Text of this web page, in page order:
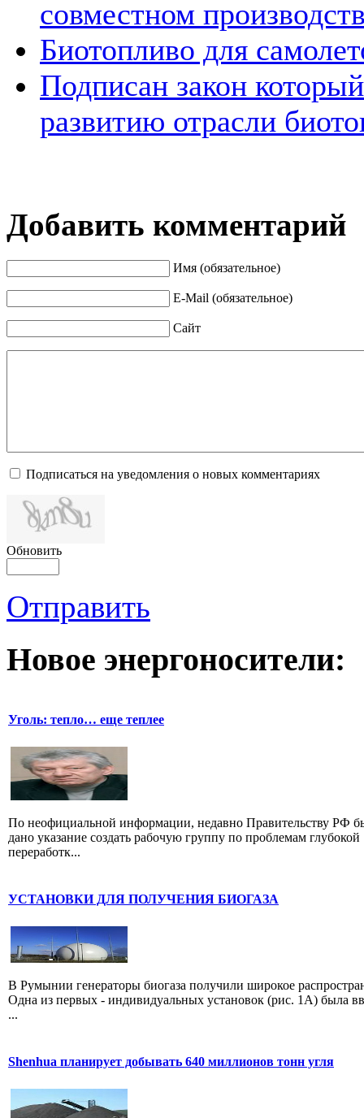
совместном
Биотопливо для
Подписан закон
развитию отрасли
Добавить комментарий
Имя (обязательное)
E-Mail (обязательное)
Сайт
Подписаться на уведомления о новых комментариях
Обновить
Отправить
Новое энергоносители:
Уголь: тепло… еще теплее
По неофициальной информации, недавно Правительству РФ
дано указание создать рабочую группу по проблемам глубокой
переработк...
УСТАНОВКИ ДЛЯ ПОЛУЧЕНИЯ БИОГАЗА
В Румынии генераторы биогаза получили широкое
Одна из первых - индивидуальных установок (рис. 1А) была
...
Shenhua планирует добывать 640 миллионов тонн угля